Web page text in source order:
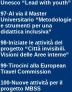
Unesco “Lead with youth”
97-Al via il Master
Universitario “Metodologie
e strumenti per una
didattica inclusiva”
98-Iniziate le attività del
progetto “Città invisibili.
Visioni delle Aree interne”
99-Tirocini alla European
Travel Commission
100-Nuove attività per il
progetto MBSS